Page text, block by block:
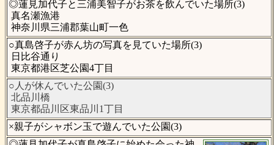
◎蓮見加代子と三浦美智子がお茶を飲んでいた場所(3)
真名瀬漁港
神奈川県三浦郡葉山町一色
○真島啓子が赤ん坊の写真を見ていた場所(3)
日比谷通り
東京都港区芝公園4丁目
○人が休んでいた公園(3)
北品川橋
東京都品川区東品川1丁目
×親子がシャボン玉で遊んでいた公園(3)